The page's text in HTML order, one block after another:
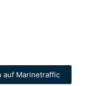
auf Marinetraffic